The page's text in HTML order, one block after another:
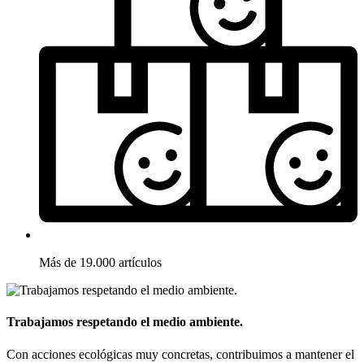
Más de 19.000 artículos
Trabajamos respetando el medio ambiente.
Con acciones ecológicas muy concretas, contribuimos a mantener el